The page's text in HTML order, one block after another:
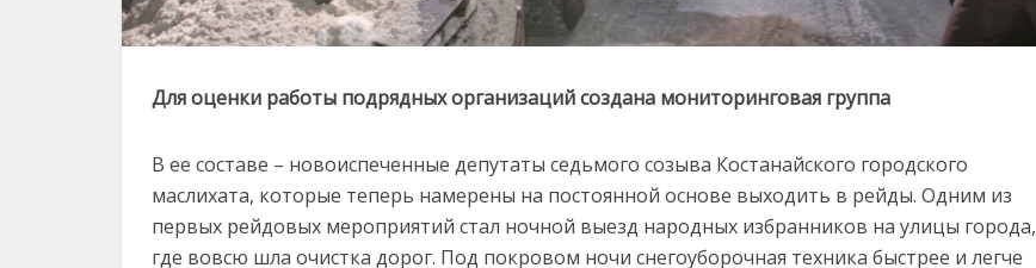
Для оценки работы подрядных организаций создана мониторинговая группа
В ее составе – новоиспеченные депутаты седьмого созыва Костанайского городского
маслихата, которые теперь намерены на постоянной основе выходить в рейды. Одним из
первых рейдовых мероприятий стал ночной выезд народных избранников на улицы города,
где вовсю шла очистка дорог. Под покровом ночи снегоуборочная техника быстрее и легче